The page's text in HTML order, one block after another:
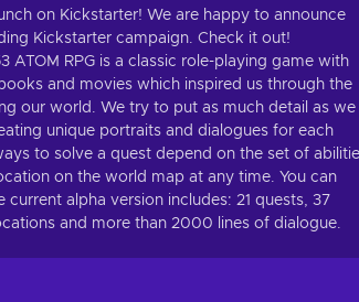
on Kickstarter! We are happy to announce
Kickstarter campaign. Check it out!
RPG is a classic role-playing game with
and movies which inspired us through the
our world. We try to put as much detail as we
unique portraits and dialogues for each
to solve a quest depend on the set of
on the world map at any time. You can
alpha version includes: 21 quests, 37
and more than 2000 lines of dialogue.